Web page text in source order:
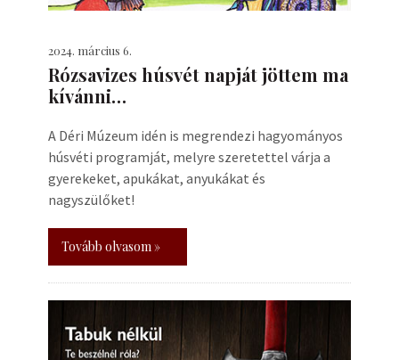
2024. március 6.
Rózsavizes húsvét napját jöttem ma
kívánni…
A Déri Múzeum idén is megrendezi hagyományos
húsvéti programját, melyre szeretettel várja a
gyerekeket, apukákat, anyukákat és
nagyszülőket!
Tovább olvasom »